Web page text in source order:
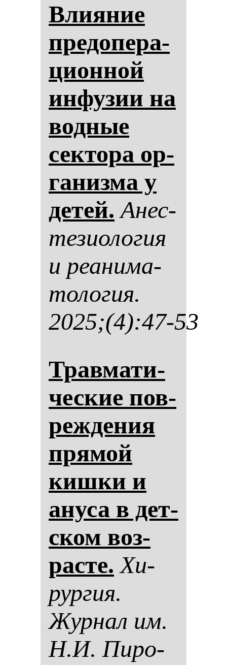
Вли­яние
пре­до­пе­ра­
ци­он­ной
ин­фу­зии на
вод­ные
сек­то­ра ор­
га­низ­ма у
де­тей. Анес­
те­зи­оло­гия
и ре­ани­ма­
то­ло­гия.
2025;(4):47-53
Трав­ма­ти­
чес­кие пов­
реж­де­ния
пря­мой
киш­ки и
ану­са в дет­
ском воз­
рас­те. Хи­
рур­гия.
Жур­нал им.
Н.И. Пи­ро­